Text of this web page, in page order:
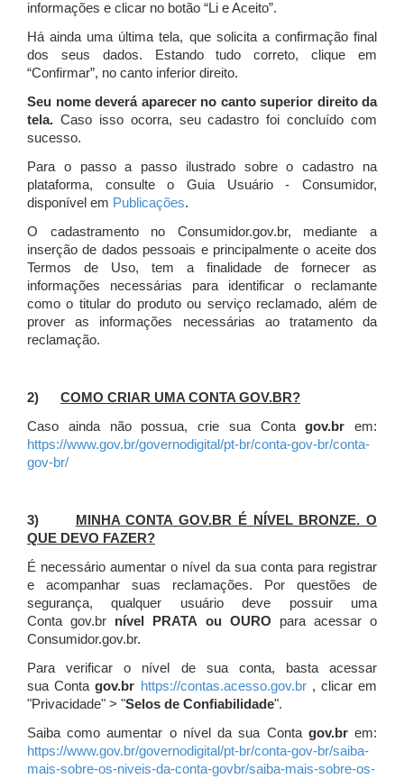
informações e clicar no botão “Li e Aceito”.
Há ainda uma última tela, que solicita a confirmação final
dos seus dados. Estando tudo correto, clique em
“Confirmar”, no canto inferior direito.
Seu nome deverá aparecer no canto superior direito da
tela. Caso isso ocorra, seu cadastro foi concluído com
sucesso.
Para o passo a passo ilustrado sobre o cadastro na
plataforma, consulte o Guia Usuário - Consumidor,
disponível em Publicações.
O cadastramento no Consumidor.gov.br, mediante a
inserção de dados pessoais e principalmente o aceite dos
Termos de Uso, tem a finalidade de fornecer as
informações necessárias para identificar o reclamante
como o titular do produto ou serviço reclamado, além de
prover as informações necessárias ao tratamento da
reclamação.
2) COMO CRIAR UMA CONTA GOV.BR?
Caso ainda não possua, crie sua Contagov.br em:
https://www.gov.br/governodigital/pt-br/conta-gov-br/conta-
gov-br/
3)
MINHA CONTA GOV.BR É NÍVEL BRONZE. O
QUE DEVO FAZER?
É necessário aumentar o nível da sua conta para registrar
e acompanhar suas reclamações. Por questões de
segurança, qualquer usuário deve possuir uma
Conta gov.br nível PRATA ou OURO para acessar o
Consumidor.gov.br.
Para verificar o nível de sua conta, basta acessar
sua Contagov.br https://contas.acesso.gov.br, clicar em
"Privacidade" > "Selos de Confiabilidade".
Saiba como aumentar o nível da sua Conta gov.brem:
https://www.gov.br/governodigital/pt-br/conta-gov-br/saiba-
mais-sobre-os-niveis-da-conta-govbr/saiba-mais-sobre-os-